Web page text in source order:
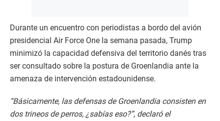
Durante un encuentro con periodistas a bordo del avión
presidencial Air Force One la semana pasada, Trump
minimizó la capacidad defensiva del territorio danés tras
ser consultado sobre la postura de Groenlandia ante la
amenaza de intervención estadounidense.​
“Básicamente, las defensas de Groenlandia consisten en
dos trineos de perros, ¿sabías eso?”, declaró el